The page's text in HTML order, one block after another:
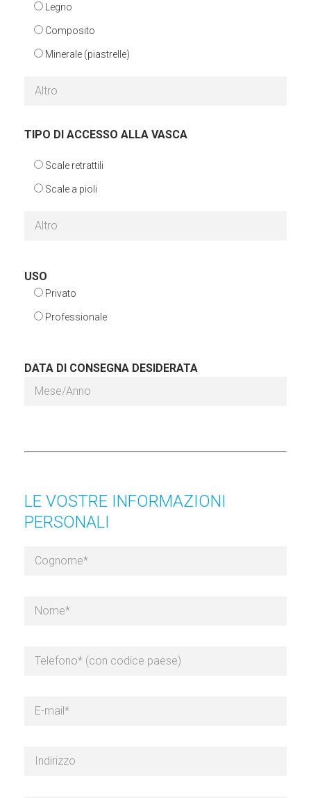
Legno
Composito
Minerale (piastrelle)
TIPO DI ACCESSO ALLA VASCA
Scale retrattili
Scale a pioli
USO
Privato
Professionale
DATA DI CONSEGNA DESIDERATA
LE VOSTRE INFORMAZIONI
PERSONALI